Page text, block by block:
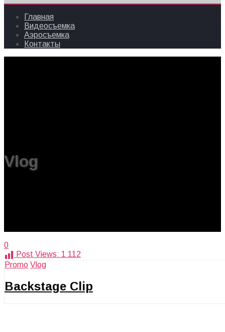
Главная
Видеосъемка
Аэросъемка
Контакты
Vlog
0
Post Views: 1 112
Promo Vlog
Backstage Clip